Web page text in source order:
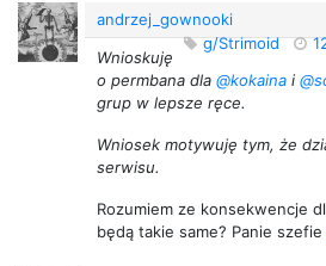
andrzej_gownooki
g/Strimoid
Wnioskuję
o permbana dla @kokaina i
grup w lepsze ręce.
Wniosek motywuję tym, że
serwisu.
Rozumiem ze konsekwencje
będą takie same? Panie szefie